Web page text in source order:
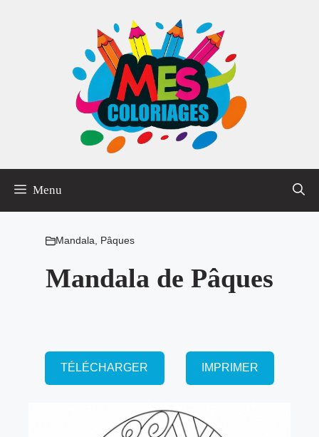
Menu
Mandala, Pâques
Mandala de Pâques
TÉLÉCHARGER IMPRIMER